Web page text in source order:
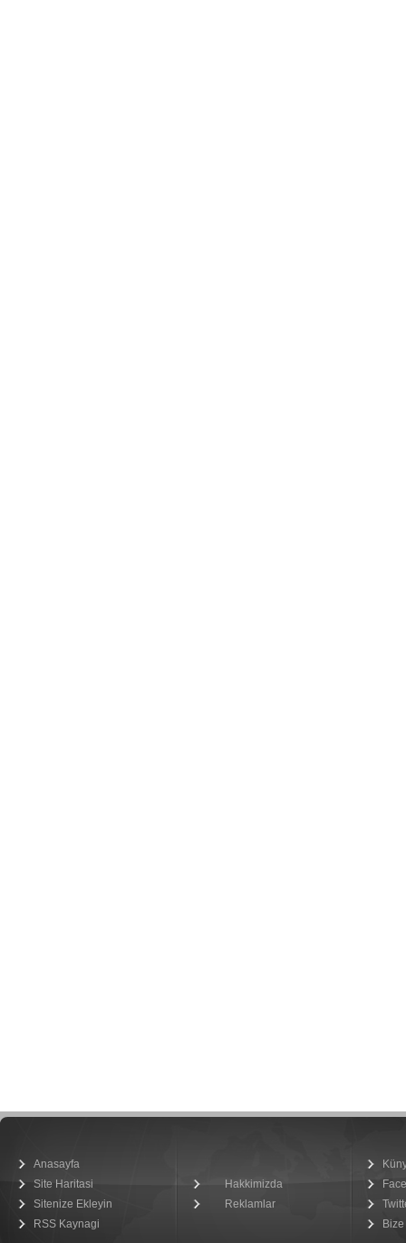
Anasayfa
Site Haritasi
Sitenize Ekleyin
RSS Kaynagi
Hakkimizda
Reklamlar